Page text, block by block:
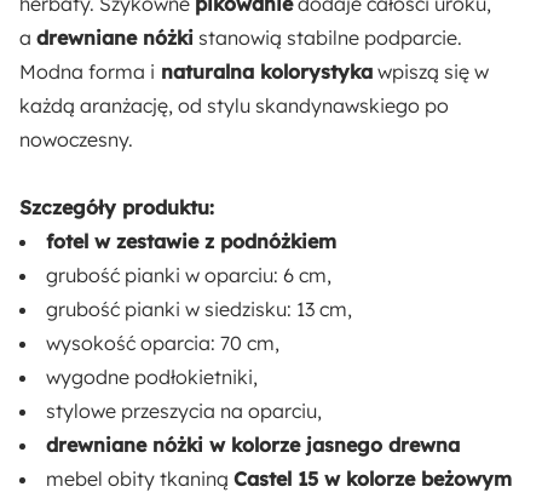
Odpowiedzialny wybór:
Wysokość:
Głębokość:
95 cm
Szerokość:
80 cm
Wysokość nóżek:
21.5 cm
a drewniane nóżki stanowią stabilne podparcie.
Modna forma i naturalna kolorystyka wpiszą się w
każdą aranżację, od stylu skandynawskiego po
nowoczesny.
Szczegóły produktu:
fotel w zestawie z podnóżkiem
grubość pianki w oparciu: 6 cm,
grubość pianki w siedzisku: 13 cm,
wysokość oparcia: 70 cm,
wygodne podłokietniki,
stylowe przeszycia na oparciu,
drewniane nóżki w kolorze jasnego drewna
mebel obity tkaniną Castel 15 w kolorze beżowym